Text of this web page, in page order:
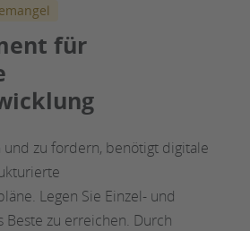
für
zu fordern, benötigt digitale
Legen Sie Einzel- und
Beste zu erreichen. Durch